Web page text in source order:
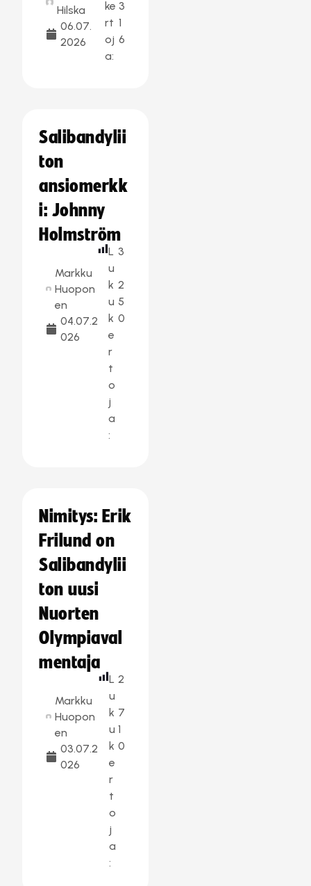
Hilska
06.07.
2026
ke
rt
oj
a:
3
1
6
Salibandylii
ton
ansiomerkk
i: Johnny
Holmström
Markku
Huopon
en
04.07.2
026
L
u
k
u
k
e
r
t
o
j
a
:
3
2
5
0
Nimitys: Erik
Frilund on
Salibandylii
ton uusi
Nuorten
Olympiaval
mentaja
Markku
Huopon
en
03.07.2
026
L
u
k
u
k
e
r
t
o
j
a
:
2
7
1
0